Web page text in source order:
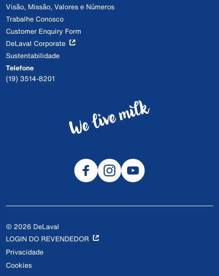
Visão, Missão, Valores e Números
Trabalhe Conosco
Customer Enquiry Form
DeLaval Corporate
Sustentabilidade
Telefone
(19) 3514-8201
© 2026 DeLaval
LOGIN DO REVENDEDOR
Privacidade
Cookies